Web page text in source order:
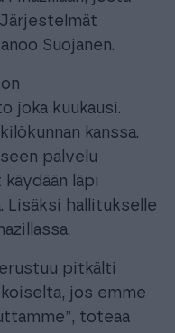
Suojanen.
joka kuukausi.
kanssa.
palvelu
läpi
Lisäksi hallitukselle
pitkälti
jos emme
toteaa